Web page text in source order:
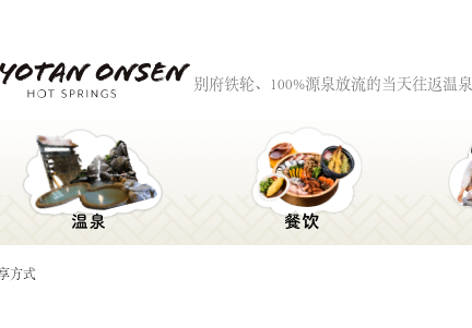
别府铁轮、100%源泉放流的当天往返温泉
方式